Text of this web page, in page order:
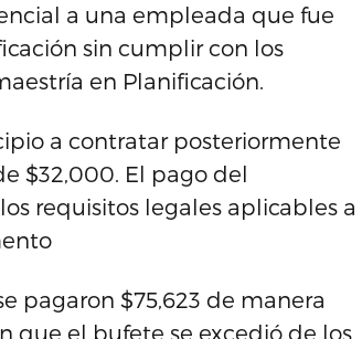
a una empleada que fue
sin cumplir con los
en Planificación.
a contratar posteriormente
$32,000. El pago del
requisitos legales aplicables a
pagaron $75,623 de manera
que el bufete se excedió de los